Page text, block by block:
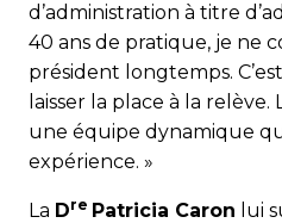
d’administration à titre
40 ans de pratique, je ne
président longtemps.
laisser la place à la
une équipe dynamique
expérience. »
La Dre Patricia Caron lui